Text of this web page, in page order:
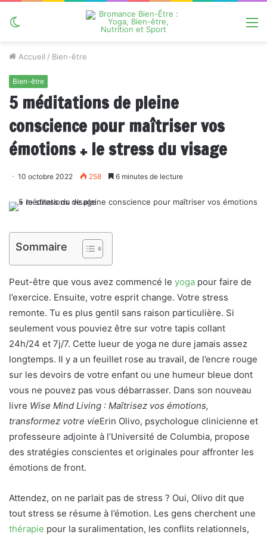
Accueil / Bien-être
Bien-être
5 méditations de pleine
conscience pour maîtriser vos
émotions + le stress du visage
10 octobre 2022 258 6 minutes de lecture
Sommaire
Peut-être que vous avez commencé le yoga pour faire de
l’exercice. Ensuite, votre esprit change. Votre stress
remonte. Tu es plus gentil sans raison particulière. Si
seulement vous pouviez être sur votre tapis collant
24h/24 et 7j/7. Cette lueur de yoga ne dure jamais assez
longtemps. Il y a un feuillet rose au travail, de l’encre rouge
sur les devoirs de votre enfant ou une humeur bleue dont
vous ne pouvez pas vous débarrasser. Dans son nouveau
livre Wise Mind Living : Maîtrisez vos émotions,
transformez votre vieErin Olivo, psychologue clinicienne et
professeure adjointe à l’Université de Columbia, propose
des stratégies conscientes et originales pour affronter les
émotions de front.
Attendez, on ne parlait pas de stress ? Oui, Olivo dit que
tout stress se résume à l’émotion. Les gens cherchent une
thérapie pour la suralimentation, les conflits relationnels,